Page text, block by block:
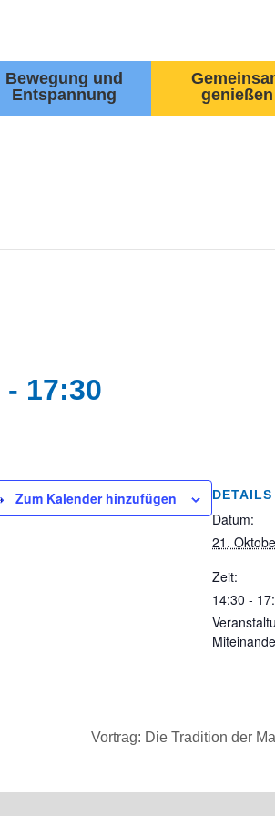
Bewegung und
Entspannung
genießen
- 17:30
Zum Kalender hinzufügen DETAILS
Datum:
21.
Zeit:
14:30 -
Vortrag: Die Tradition der